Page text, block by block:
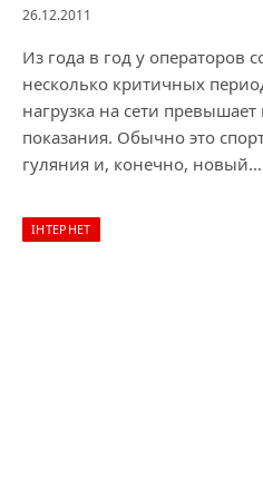
26.12.2011
Из года в год у операторов
несколько критичных
нагрузка на сети
показания. Обычно это
гуляния и, конечно, новый…
ІНТЕРНЕТ